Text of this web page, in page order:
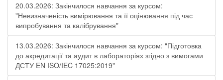
20.03.2026: Закінчилося навчання за курсом:
"Невизначеність вимірювання та її оцінювання під час
випробування та калібрування"
13.03.2026: Закінчилося навчання за курсом: "Підготовка
до акредитації та аудит в лабораторіях згідно з вимогами
ДСТУ EN ISO/IEC 17025:2019"